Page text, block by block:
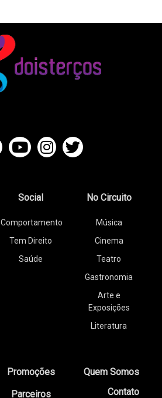
Social
Comportamento
Tem Direito
Saúde
No Circuito
Música
Cinema
Teatro
Gastronomia
Arte e
Exposições
Literatura
Promoções
Parceiros
Quem Somos
Contato